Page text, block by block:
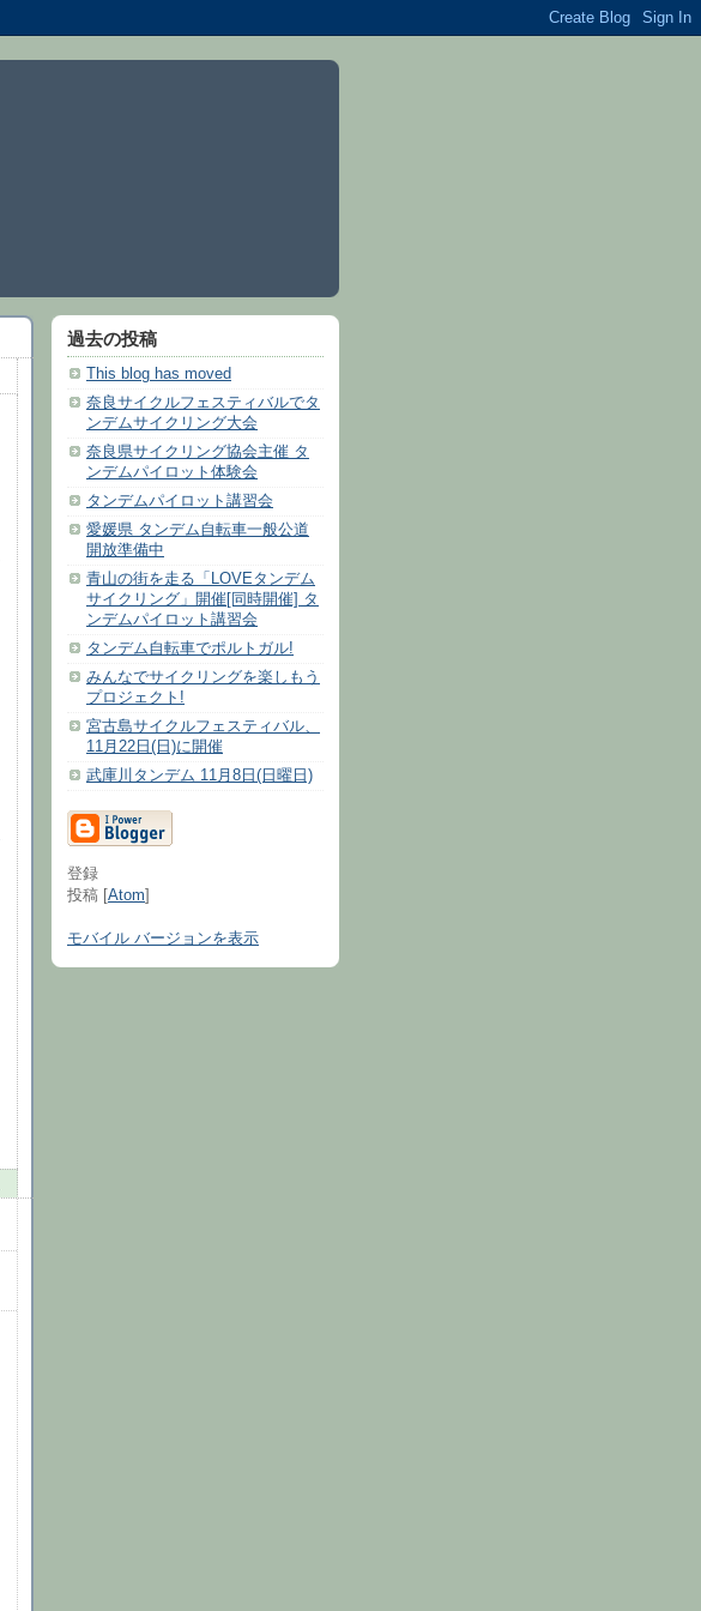
過去の投稿
This blog has moved
奈良サイクルフェスティバルでタ
ンデムサイクリング大会
奈良県サイクリング協会主催 タ
ンデムパイロット体験会
タンデムパイロット講習会
愛媛県 タンデム自転車一般公道
開放準備中
青山の街を走る「LOVEタンデム
サイクリング」開催[同時開催] タ
ンデムパイロット講習会
タンデム自転車でポルトガル!
みんなでサイクリングを楽しもう
プロジェクト!
宮古島サイクルフェスティバル、
11月22日(日)に開催
武庫川タンデム 11月8日(日曜日)
登録
投稿 [Atom]
モバイル バージョンを表示